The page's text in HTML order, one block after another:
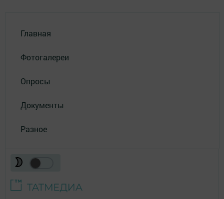
Главная
Фотогалереи
Опросы
Документы
Разное